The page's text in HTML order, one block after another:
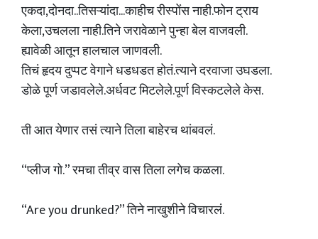
एकदा,दोनदा..तिसऱ्यांदा...काहीच रीस्पोंस नाही.फोन ट्राय
केला,उचलला नाही.तिने जरावेळाने पुन्हा बेल वाजवली.
ह्यावेळी आतून हालचाल जाणवली.
तिचं हृदय दुप्पट वेगाने धडधडत होतं.त्याने दरवाजा उघडला.
डोळे पूर्ण जडावलेले.अर्धवट मिटलेले.पूर्ण विस्कटलेले केस.
ती आत येणार तसं त्याने तिला बाहेरच थांबवलं.
“प्लीज गो.” रमचा तीव्र वास तिला लगेच कळला.
“Are you drunked?” तिने नाखुशीने विचारलं.